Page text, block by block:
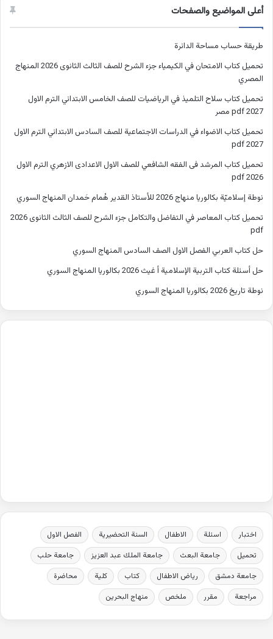
أعلى المواضيع والصفحات
طريقة حساب مساحة الدائرة
تحميل كتاب الامتحان في الكيمياء جزء الشرح للصف الثالث الثانوى 2026 المنهاج
المصري
تحميل كتاب سلاح التلميذ في الرياضيات للصف الخامس الابتدائي الترم الاول
2027 pdf مصر
تحميل كتاب الاضواء في الدراسات الاجتماعية للصف السادس الابتدائي الترم الاول
2027 pdf
تحميل كتاب المرشد فى الفقه الشافعي للصف الاول الاعدادى الازهري الترم الاول
2026 pdf
نوطة إسلاميّة بكالوريا منهاج 2026 للأستاذ القدير هُمام حَمدان المنهاج السوري
تحميل كتاب المعاصر في التفاضل والتكامل جزء الشرح للصف الثالث الثانوى 2026
pdf
حل كتاب العربي الفصل الاول الصف السادس المنهاج السوري
حل أسئلة كتاب التربية الإسلامية أ غيث 2026 بكالوريا المنهاج السوري
نوطة تاريخ 2026 بكالوريا المنهاج السوري
اختبار اسئلة الاطفال السنة التحضيرية
الفصل الاول
تحميل
جامعة البعث جامعة الملك عبد العزيز
جامعة حلب
جامعة دمشق
رياض الاطفال كتاب كلية
محاضرة
مراجعة
مقرر ملخص منهاج البحرين